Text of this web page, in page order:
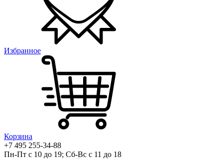
Избранное
Корзина
+7 495 255-34-88
Пн-Пт с 10 до 19; Сб-Вс с 11 до 18